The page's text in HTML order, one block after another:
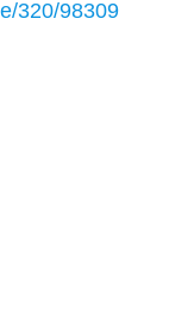
320/98309